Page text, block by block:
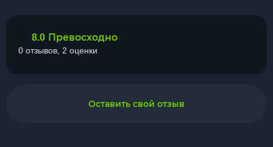
8.0 Превосходно
0 отзывов, 2 оценки
Оставить свой отзыв